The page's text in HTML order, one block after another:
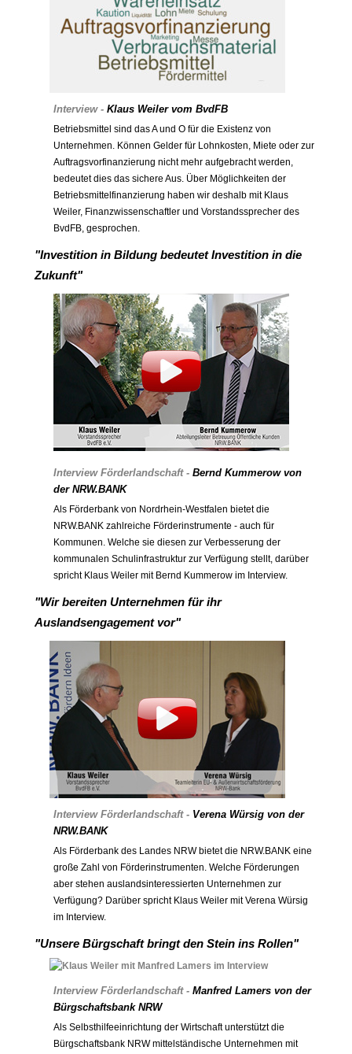
Interview - Klaus Weiler vom BvdFB
Betriebsmittel sind das A und O für die Existenz von
Unternehmen. Können Gelder für Lohnkosten, Miete oder zur
Auftragsvorfinanzierung nicht mehr aufgebracht werden,
bedeutet dies das sichere Aus. Über Möglichkeiten der
Betriebsmittelfinanzierung haben wir deshalb mit Klaus
Weiler, Finanzwissenschaftler und Vorstandssprecher des
BvdFB, gesprochen.
"Investition in Bildung bedeutet Investition in die
Zukunft"
Interview Förderlandschaft -Bernd Kummerow von
der NRW.BANK
Als Förderbank von Nordrhein-Westfalen bietet die
NRW.BANK zahlreiche Förderinstrumente - auch für
Kommunen. Welche sie diesen zur Verbesserung der
kommunalen Schulinfrastruktur zur Verfügung stellt, darüber
spricht Klaus Weiler mit Bernd Kummerow im Interview.
"Wir bereiten Unternehmen für ihr
Auslandsengagement vor"
Interview Förderlandschaft - Verena Würsig von der
NRW.BANK
Als Förderbank des Landes NRW bietet die NRW.BANK eine
große Zahl von Förderinstrumenten. Welche Förderungen
aber stehen auslandsinteressierten Unternehmen zur
Verfügung? Darüber spricht Klaus Weiler mit Verena Würsig
im Interview.
"Unsere Bürgschaft bringt den Stein ins Rollen"
Interview Förderlandschaft -Manfred Lamers von der
Bürgschaftsbank NRW
Als Selbsthilfeeinrichtung der Wirtschaft unterstützt die
Bürgschaftsbank NRW mittelständische Unternehmen mit